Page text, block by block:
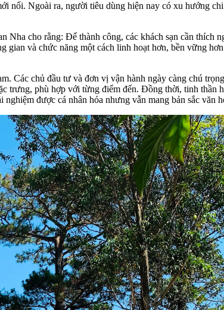
nổi. Ngoài ra, người tiêu dùng hiện nay có xu hướng
cho rằng: Để thành công, các khách sạn cần thích
gian và chức năng một cách linh hoạt hơn, bền vững
chủ đầu tư và đơn vị vận hành ngày càng chú
trưng, phù hợp với từng điểm đến. Đồng thời, tinh thần
được cá nhân hóa nhưng vẫn mang bản sắc văn